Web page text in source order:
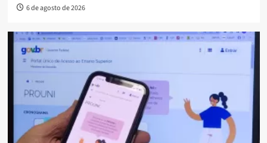
6 de agosto de 2026